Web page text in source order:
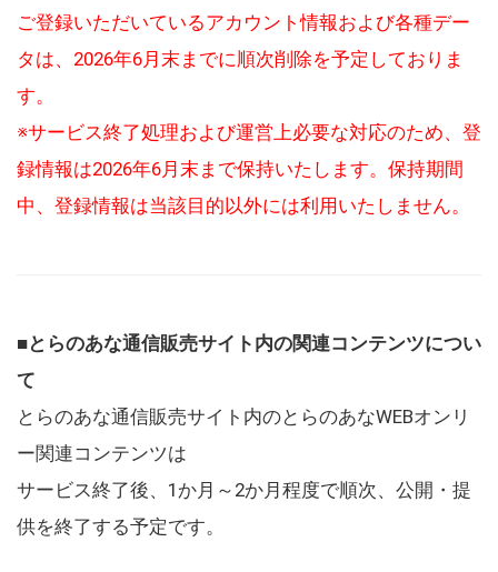
ご登録いただいているアカウント情報および各種デー
タは、2026年6月末までに順次削除を予定しておりま
す。
※サービス終了処理および運営上必要な対応のため、登
録情報は2026年6月末まで保持いたします。保持期間
中、登録情報は当該目的以外には利用いたしません。
■とらのあな通信販売サイト内の関連コンテンツについ
て
とらのあな通信販売サイト内のとらのあなWEBオンリ
ー関連コンテンツは
サービス終了後、1か月～2か月程度で順次、公開・提
供を終了する予定です。